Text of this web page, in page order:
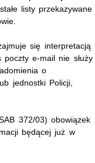
listy przekazywane
się interpretacją
e-mail nie służy
o
jednostki Policji,
372/03) obowiązek
będącej już w